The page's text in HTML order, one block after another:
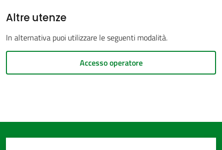
Tutti
gli
argomenti...
Altre utenze
In alternativa puoi utilizzare le seguenti modalità.
Accesso operatore